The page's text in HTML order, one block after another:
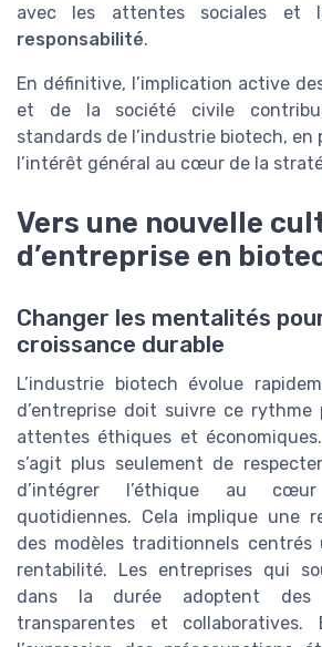
avec les attentes sociales et
responsabilité.
En définitive, l’implication active
et de la société civile
standards de l’industrie biotech, en
l’intérêt général au cœur de la
Vers une nouvelle
d’entreprise en
Changer les mentalités
croissance durable
L’industrie biotech évolue
d’entreprise doit suivre ce rythme
attentes éthiques et
s’agit plus seulement de
d’intégrer l’éthique au
quotidiennes. Cela implique une
des modèles traditionnels centrés
rentabilité. Les entreprises qui
dans la durée adoptent des
transparentes et collaboratives.